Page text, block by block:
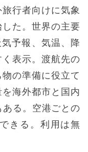
行者向けに気象
た。世界の主要
予報、気温、降
表示。渡航先の
の準備に役立て
海外都市と国内
る。空港ごとの
きる。利用は無